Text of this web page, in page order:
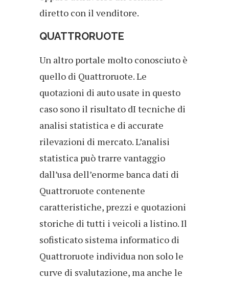
diretto con il venditore.
QUATTRORUOTE
Un altro portale molto conosciuto è
quello di Quattroruote. Le
quotazioni di auto usate in questo
caso sono il risultato dI tecniche di
analisi statistica e di accurate
rilevazioni di mercato. L’analisi
statistica può trarre vantaggio
dall’usa dell’enorme banca dati di
Quattroruote contenente
caratteristiche, prezzi e quotazioni
storiche di tutti i veicoli a listino. Il
sofisticato sistema informatico di
Quattroruote individua non solo le
curve di svalutazione, ma anche le